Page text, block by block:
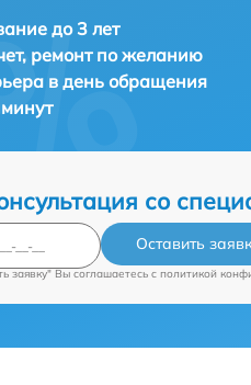
до 3 лет
ремонт по желанию
в день обращения
со
Оставить
заявку" Вы соглашаетесь c политикой